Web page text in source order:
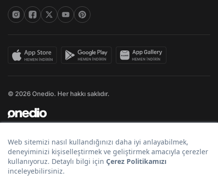
© 2026 Onedio. Her hakkı saklıdır.
Bir markasıdır.